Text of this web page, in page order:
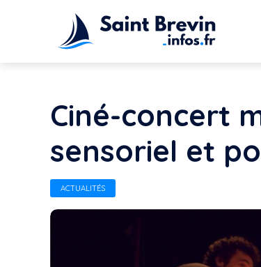
Ciné-concert
sensoriel et
ACTUALITÉS